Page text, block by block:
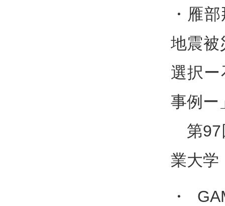
・雁
地震被
選択
事例ー
第97
業大学
・